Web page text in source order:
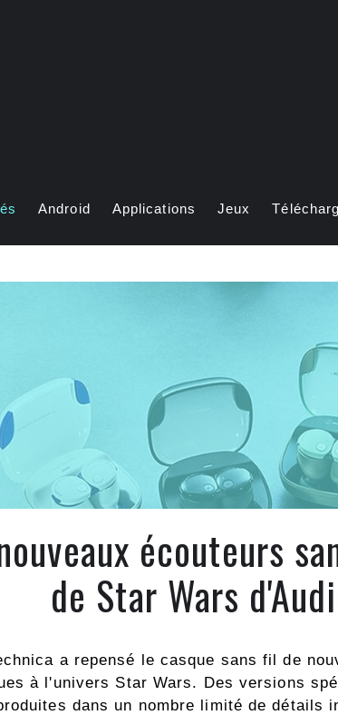
Android Applications Jeux
écouteurs
de Star Wars
a repensé le casque sans fil de
à l'univers Star Wars. Des versions
dans un nombre limité de détails